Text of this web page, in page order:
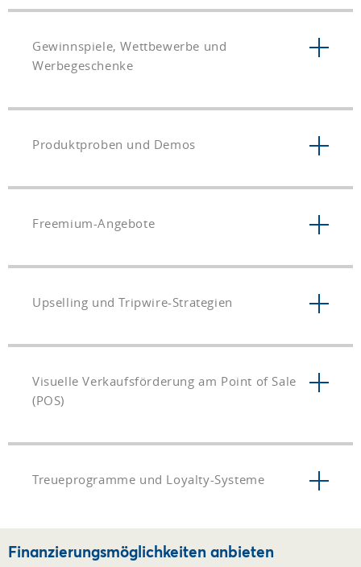
Gewinnspiele, Wettbewerbe und
Werbegeschenke
Produktproben und Demos
Freemium-Angebote
Upselling und Tripwire-Strategien
Visuelle Verkaufsförderung am Point of Sale
(POS)
Treueprogramme und Loyalty-Systeme
Finanzierungsmöglichkeiten anbieten